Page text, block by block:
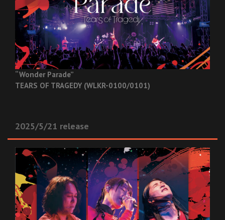
“Wonder Parade”
TEARS OF TRAGEDY (WLKR-0100/0101)
2025/5/21 release